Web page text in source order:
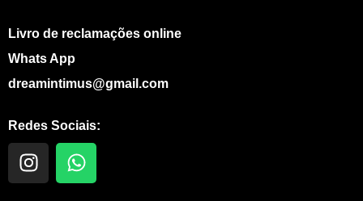
Livro de reclamações online
Whats App
dreamintimus@gmail.com
Redes Sociais:
I
n
W
h